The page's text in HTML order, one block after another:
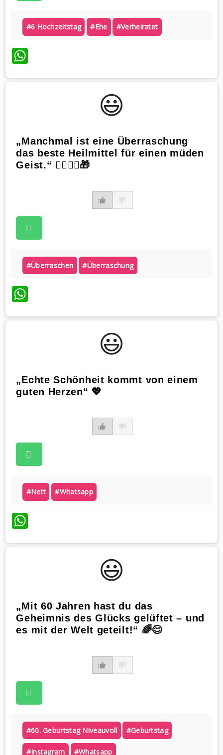
#6 Hochzeitstag #ehe #verheiratet
WhatsApp
😃️
„Manchmal ist eine Überraschung
das beste Heilmittel für einen müden
Geist.“ 💆‍♀️💆‍♂️🎁
#überraschen #überraschung
WhatsApp
😃️
„Echte Schönheit kommt von einem
guten Herzen“ 💖
#nett #whatsapp
WhatsApp
😃️
„Mit 60 Jahren hast du das
Geheimnis des Glücks gelüftet – und
es mit der Welt geteilt!“ 🌈😊
#60. Geburtstag Niveauvoll #geburtstag
#instagram #whatsapp